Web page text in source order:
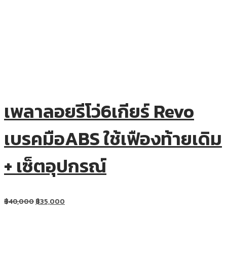
เพลาลอยรีโว่6เกียร์ Revo
เบรคมือABS ใช้เฟืองท้ายเดิม
+ เซ็ตอุปกรณ์
฿40,000฿35,000